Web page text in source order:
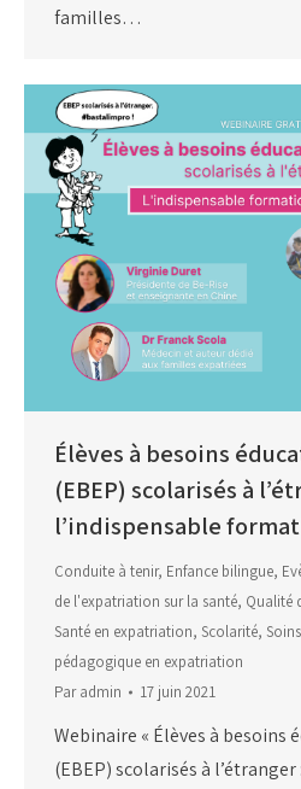
familles…
Élèves à besoins
(EBEP) scolarisés à
l’indispensable
Conduite à tenir, Enfance bilingue,
de l'expatriation sur la santé, Qualité
Santé en expatriation, Scolarité,
pédagogique en expatriation
Paradmin 17 juin 2021
Webinaire « Élèves à besoins
(EBEP) scolarisés à